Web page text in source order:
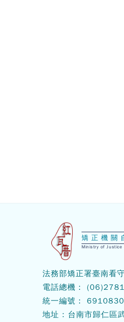
矯正機關
Ministry of Justice
法務部矯正署臺南看
電話總機：
統一編號：
地址 : 台南市歸仁區